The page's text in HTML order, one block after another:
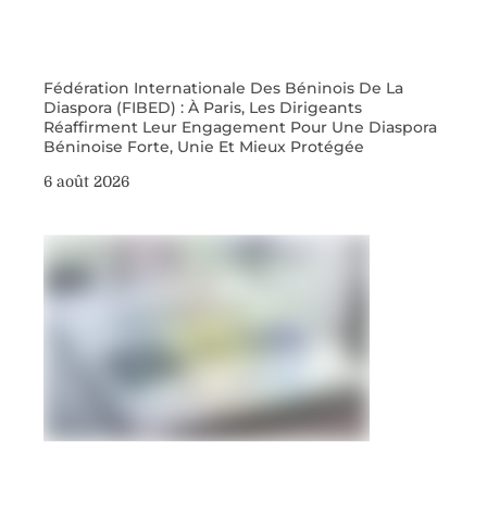
Fédération Internationale Des Béninois De La
Diaspora (FIBED) : À Paris, Les Dirigeants
Réaffirment Leur Engagement Pour Une Diaspora
Béninoise Forte, Unie Et Mieux Protégée
6 août 2026